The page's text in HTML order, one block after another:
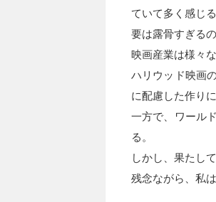
ていて多く感じる
要は露骨すぎるの
映画産業は様々
ハリウッド映画
に配慮した作り
一方で、ワール
る。
しかし、果たし
残念ながら、私